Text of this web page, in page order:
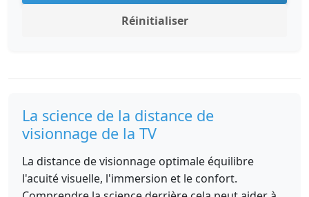
Réinitialiser
La science de la distance de
visionnage de la TV
La distance de visionnage optimale équilibre
l'acuité visuelle, l'immersion et le confort.